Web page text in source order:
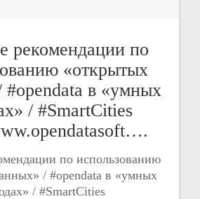
рекомендации по
«открытых
в «умных
/ #SmartCities
по использованию
/ #opendata в «умных
/ #SmartCities